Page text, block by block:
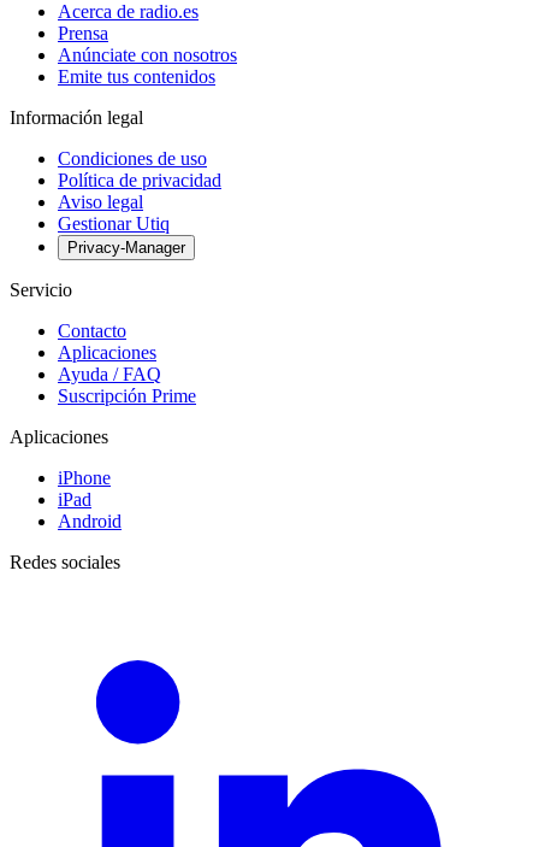
Acerca de radio.es
Prensa
Anúnciate con nosotros
Emite tus contenidos
Información legal
Condiciones de uso
Política de privacidad
Aviso legal
Gestionar Utiq
Privacy-Manager
Servicio
Contacto
Aplicaciones
Ayuda / FAQ
Suscripción Prime
Aplicaciones
iPhone
iPad
Android
Redes sociales